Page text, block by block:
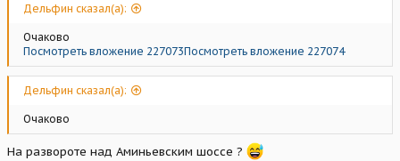
Дельфин сказал(а):
Очаково
Посмотреть вложение 227073Посмотреть вложение 227074
Дельфин сказал(а):
Очаково
На развороте над Аминьевским шоссе ?